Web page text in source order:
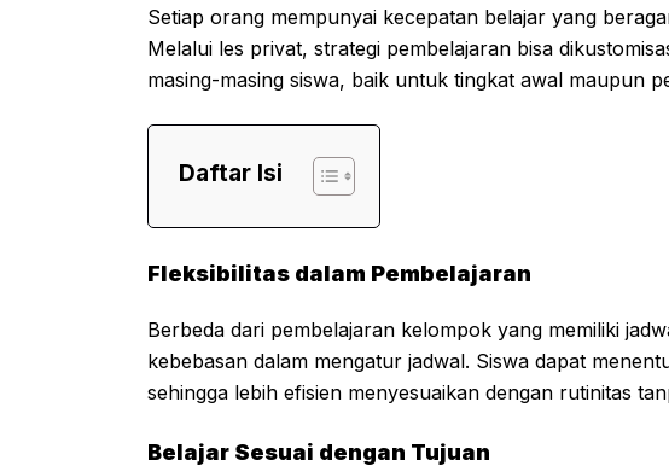
Setiap orang mempunyai kecepatan belajar yang
Melalui les privat, strategi pembelajaran bisa
masing-masing siswa, baik untuk tingkat awal maupun
Daftar Isi
Fleksibilitas dalam Pembelajaran
Berbeda dari pembelajaran kelompok yang memiliki
kebebasan dalam mengatur jadwal. Siswa dapat
sehingga lebih efisien menyesuaikan dengan rutinitas
Belajar Sesuai dengan Tujuan